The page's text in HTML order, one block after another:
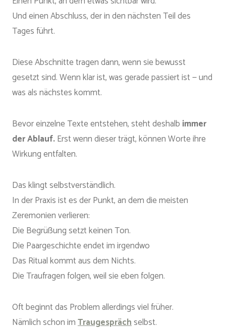
Und einen Abschluss, der in den nächsten Teil des
Tages führt.
Diese Abschnitte tragen dann, wenn sie bewusst
gesetzt sind. Wenn klar ist, was gerade passiert ist — und
was als nächstes kommt.
Bevor einzelne Texte entstehen, steht deshalb immer
der Ablauf.Erst wenn dieser trägt, können Worte ihre
Wirkung entfalten.
Das klingt selbstverständlich.
In der Praxis ist es der Punkt, an dem die meisten
Zeremonien verlieren:
Die Begrüßung setzt keinen Ton.
Die Paargeschichte endet im irgendwo
Das Ritual kommt aus dem Nichts.
Die Traufragen folgen, weil sie eben folgen.
Oft beginnt das Problem allerdings viel früher.
Nämlich schon imTraugesprächselbst.